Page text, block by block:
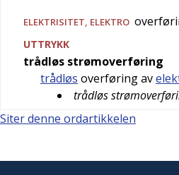
ELEKTRISITET ELEKTRO
UTTRYKK
trådløs strømoverføring
trådløs overføring av
trådløs
Siter denne ordartikkelen